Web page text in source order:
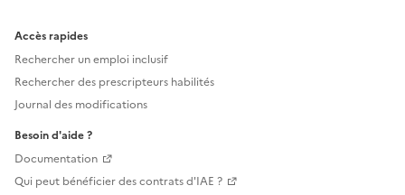
Accès rapides
Rechercher un emploi inclusif
Rechercher des prescripteurs habilités
Journal des modifications
Besoin d'aide ?
Documentation
Qui peut bénéficier des contrats d'IAE ?